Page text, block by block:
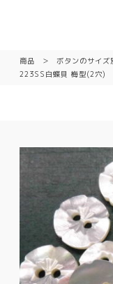
商品 ボタンのサイズ
223SS白蝶貝 梅型(2穴